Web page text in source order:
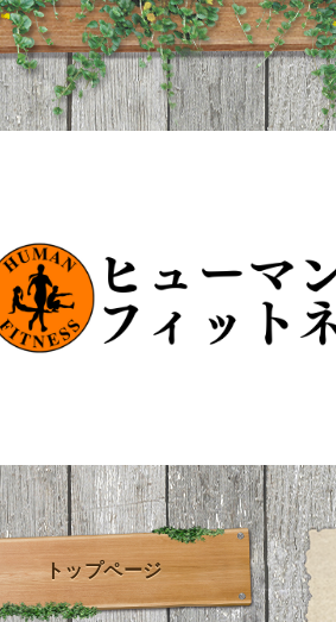
トップページ